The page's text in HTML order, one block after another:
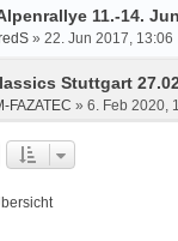
11.-14.
» 22. Jun 2017, 13:06
Stuttgart
FAZATEC » 6. Feb 2020,